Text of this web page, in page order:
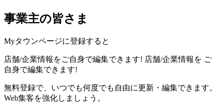
事業主の皆さま
Myタウンページに登録すると
店舗/企業情報をご自身で編集できます! 店舗/企業情報を ご
自身で編集できます!
無料登録で、いつでも何度でも自由に更新・編集できます。
Web集客を強化しましょう。